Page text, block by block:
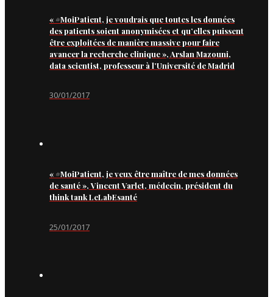
« #MoiPatient, je voudrais que toutes les données
des patients soient anonymisées et qu’elles puissent
être exploitées de manière massive pour faire
avancer la recherche clinique », Arslan Mazouni,
data scientist, professeur à l’Université de Madrid
30/01/2017
« #MoiPatient, je veux être maître de mes données
de santé », Vincent Varlet, médecin, président du
think tank LeLabEsanté
25/01/2017